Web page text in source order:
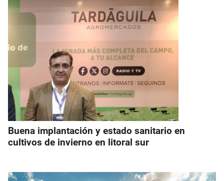
Buena implantación y estado sanitario en
cultivos de invierno en litoral sur